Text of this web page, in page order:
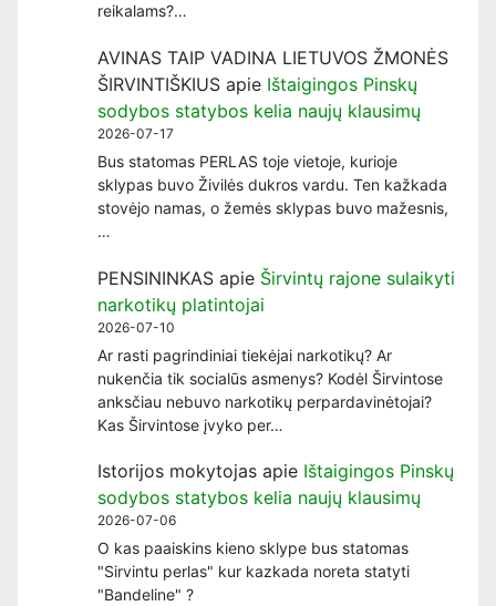
reikalams?…
AVINAS TAIP VADINA LIETUVOS ŽMONĖS
ŠIRVINTIŠKIUS apie Ištaigingos Pinskų
sodybos statybos kelia naujų klausimų
2026-07-17
Bus statomas PERLAS toje vietoje, kurioje
sklypas buvo Živilės dukros vardu. Ten kažkada
stovėjo namas, o žemės sklypas buvo mažesnis,
…
PENSININKAS apie Širvintų rajone sulaikyti
narkotikų platintojai
2026-07-10
Ar rasti pagrindiniai tiekėjai narkotikų? Ar
nukenčia tik socialūs asmenys? Kodėl Širvintose
anksčiau nebuvo narkotikų perpardavinėtojai?
Kas Širvintose įvyko per…
Istorijos mokytojas apie Ištaigingos Pinskų
sodybos statybos kelia naujų klausimų
2026-07-06
O kas paaiskins kieno sklype bus statomas
"Sirvintu perlas" kur kazkada noreta statyti
"Bandeline" ?